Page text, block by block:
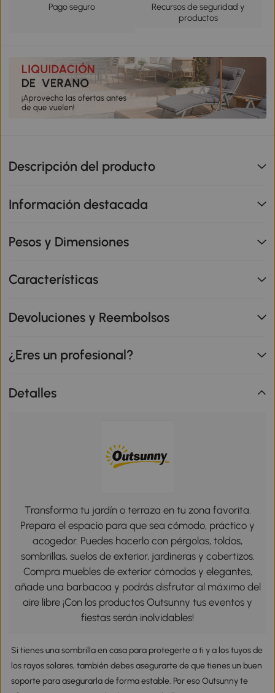
Pago seguro
Recursos de seguridad y
productos
Descripción del producto
Información destacada
Pesos y Dimensiones
Características
Devoluciones y Reembolsos
¿Eres un profesional?
Detalles
Transforma tu jardín o terraza en tu zona favorita.
Prepara el espacio para que sea cómodo, práctico y
acogedor. Puedes hacerlo con pérgolas, toldos,
sombrillas, suelos de exterior, jardineras y cobertizos.
Compra muebles de exterior cómodos y elegantes,
añade una barbacoa y podrás disfrutar al máximo del
aire libre ¡Con los productos Outsunny tus eventos y
fiestas serán inolvidables!
Si tienes una sombrilla en casa para protegerte a ti y a los tuyos de
los rayos solares, también debes asegurarte de que tienes un buen
soporte para asegurarla de forma estable. Por eso Outsunny te